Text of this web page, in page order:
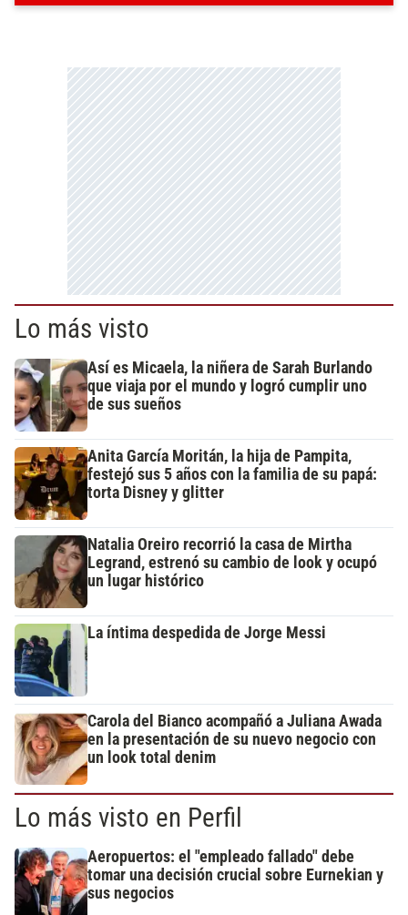
Lo más visto
Así es Micaela, la niñera de Sarah Burlando
que viaja por el mundo y logró cumplir uno
de sus sueños
Anita García Moritán, la hija de Pampita,
festejó sus 5 años con la familia de su papá:
torta Disney y glitter
Natalia Oreiro recorrió la casa de Mirtha
Legrand, estrenó su cambio de look y ocupó
un lugar histórico
La íntima despedida de Jorge Messi
Carola del Bianco acompañó a Juliana Awada
en la presentación de su nuevo negocio con
un look total denim
Lo más visto en Perfil
Aeropuertos: el "empleado fallado" debe
tomar una decisión crucial sobre Eurnekian y
sus negocios